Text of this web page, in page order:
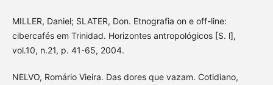
MILLER, Daniel; SLATER, Don. Etnografia on e off-line:
cibercafés em Trinidad. Horizontes antropológicos [S. l],
vol.10, n.21, p. 41-65, 2004.
NELVO, Romário Vieira. Das dores que vazam. Cotidiano,